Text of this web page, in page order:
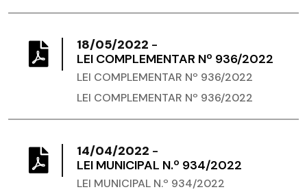
18/05/2022 -
LEI COMPLEMENTAR Nº 936/2022
LEI COMPLEMENTAR Nº 936/2022
LEI COMPLEMENTAR Nº 936/2022
14/04/2022 -
LEI MUNICIPAL N.º 934/2022
LEI MUNICIPAL N.º 934/2022